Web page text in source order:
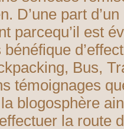
D’une part
parcequ’il est
bénéfique
Bus,
témoignages
la blogosphère
la route